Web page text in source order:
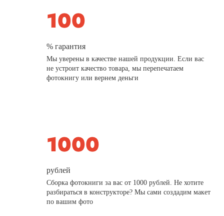
% гарантия
Мы уверены в качестве нашей продукции. Если вас
не устроит качество товара, мы перепечатаем
фотокнигу или вернем деньги
рублей
Сборка фотокниги за вас от 1000 рублей. Не хотите
разбираться в конструкторе? Мы сами создадим макет
по вашим фото